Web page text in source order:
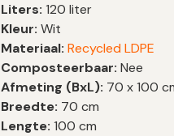
Liters: 120 liter
Kleur: Wit
Materiaal: Recycled LDPE
Composteerbaar:Nee
Afmeting (BxL): 70 x 100
Breedte: 70 cm
Lengte: 100 cm